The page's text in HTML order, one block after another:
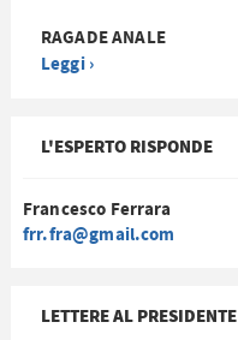
RAGADE ANALE
Leggi ›
L'ESPERTO RISPONDE
Francesco Ferrara
frr.fra@gmail.com
LETTERE AL PRESIDENTE